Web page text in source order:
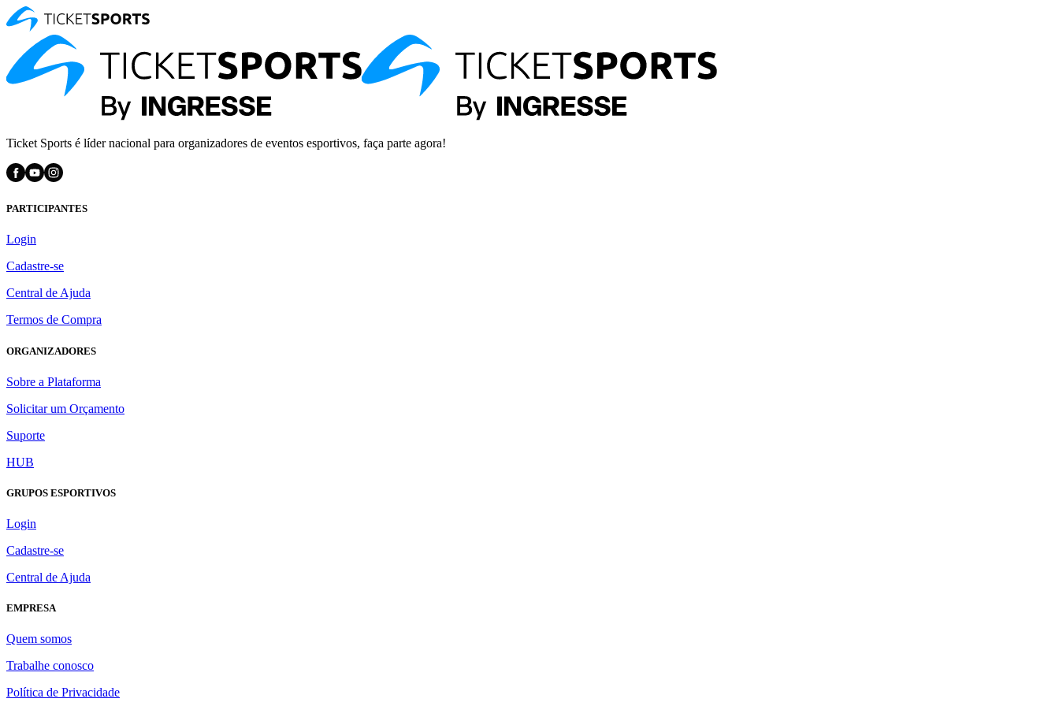
Ticket Sports é líder nacional para organizadores de eventos esportivos, faça parte agora!
PARTICIPANTES
Login
Cadastre-se
Central de Ajuda
Termos de Compra
ORGANIZADORES
Sobre a Plataforma
Solicitar um Orçamento
Suporte
HUB
GRUPOS ESPORTIVOS
Login
Cadastre-se
Central de Ajuda
EMPRESA
Quem somos
Trabalhe conosco
Política de Privacidade